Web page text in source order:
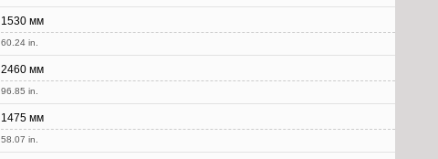
1530 мм
60.24 in.
2460 мм
96.85 in.
1475 мм
58.07 in.